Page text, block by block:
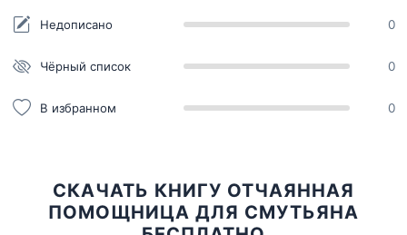
Недописано 0
Чёрный список 0
В избранном 0
СКАЧАТЬ КНИГУ ОТЧАЯННАЯ
ПОМОЩНИЦА ДЛЯ СМУТЬЯНА